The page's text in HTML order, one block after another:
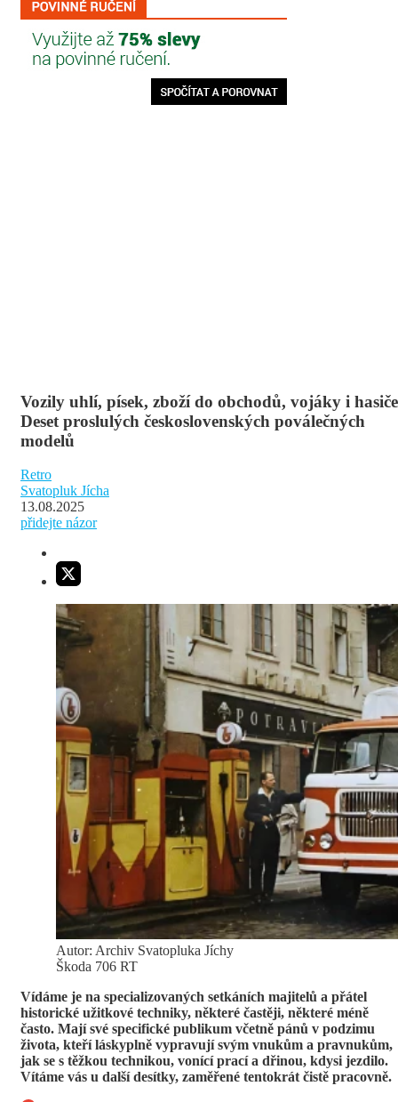
Vozily uhlí, písek, zboží do obchodů, vojáky i
Deset proslulých československých poválečných
modelů
Retro
Svatopluk Jícha
13.08.2025
přidejte názor
Autor: Archiv Svatopluka Jíchy
Škoda 706 RT
Vídáme je na specializovaných setkáních majitelů a přátel
historické užitkové techniky, některé častěji, některé méně
často. Mají své specifické publikum včetně pánů v podzimu
života, kteří láskyplně vypravují svým vnukům a pravnukům,
jak se s těžkou technikou, vonící prací a dřinou, kdysi jezdilo.
Vítáme vás u další desítky, zaměřené tentokrát čistě pracovně.